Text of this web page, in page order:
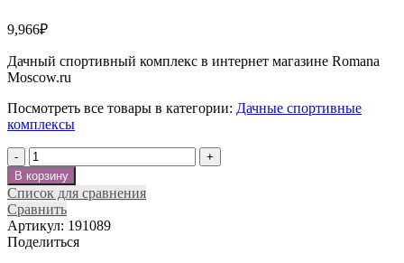
9,966₽
Дачный спортивный комплекс в интернет магазине Romana
Moscow.ru
Посмотреть все товары в категории: Дачные спортивные
комплексы
Количество
В корзину
Список для сравнения
Сравнить
Артикул: 191089
Поделиться